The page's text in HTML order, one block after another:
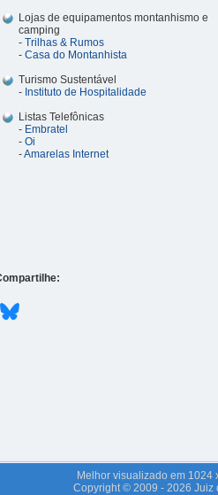
Lojas de equipamentos montanhismo e
camping
- Trilhas & Rumos
- Casa do Montanhista
Turismo Sustentável
- Instituto de Hospitalidade
Listas Telefônicas
- Embratel
- Oi
-Amarelas Internet
Melhor visualizado em 1024
Copyright © 2009 - 2026 Juiz